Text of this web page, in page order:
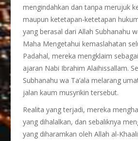
mengindahkan dan tanpa merujuk
maupun ketetapan-ketetapan
yang berasal dari Allah Subhanahu
Maha Mengetahui kemaslahatan
Padahal, mereka mengklaim
ajaran Nabi Ibrahim Alaihissallam.
Subhanahu wa Ta’ala melarang
jalan kaum musyrikin tersebut.
Realita yang terjadi, mereka
yang dihalalkan, dan sebaliknya
yang diharamkan oleh Allah al-